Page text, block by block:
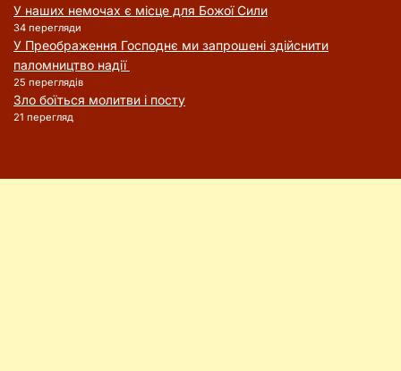
У наших немочах є місце для Божої Сили
34 перегляди
У Преображення Господнє ми запрошені здійснити
паломництво надії
25 переглядів
Зло боїться молитви і посту
21 перегляд